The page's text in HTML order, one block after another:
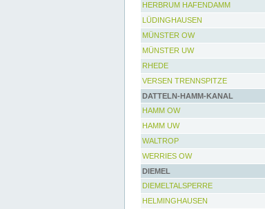
HERBRUM HAFENDAMM
LÜDINGHAUSEN
MÜNSTER OW
MÜNSTER UW
RHEDE
VERSEN TRENNSPITZE
DATTELN-HAMM-KANAL
HAMM OW
HAMM UW
WALTROP
WERRIES OW
DIEMEL
DIEMELTALSPERRE
HELMINGHAUSEN